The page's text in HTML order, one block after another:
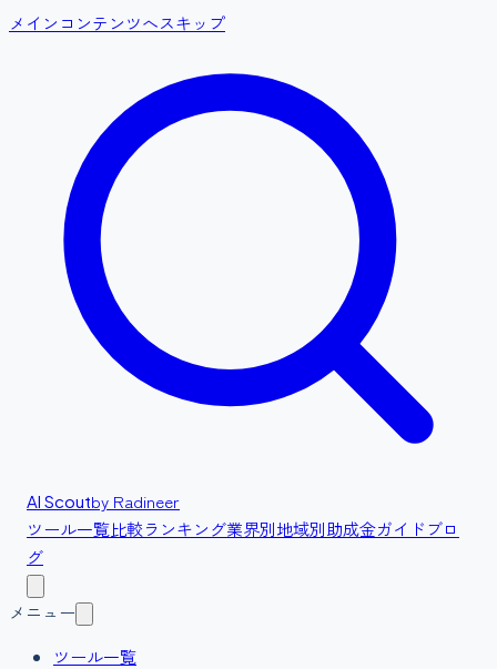
メインコンテンツへスキップ
AI Scoutby Radineer
ツール一覧比較ランキング業界別地域別助成金ガイドブロ
グ
メニュー
ツール一覧